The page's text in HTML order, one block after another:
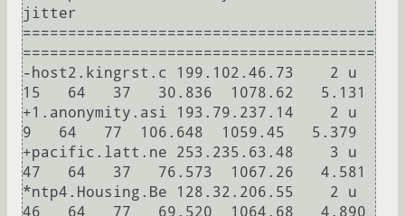
jitter
=======================================
=======================================
-host2.kingrst.c 199.102.46.73    2 u
15   64   37   30.836  1078.62   5.131
+1.anonymity.asi 193.79.237.14    2 u
9   64   77  106.648  1059.45   5.379
+pacific.latt.ne 253.235.63.48    3 u
47   64   37   76.573  1067.26   4.581
*ntp4.Housing.Be 128.32.206.55    2 u